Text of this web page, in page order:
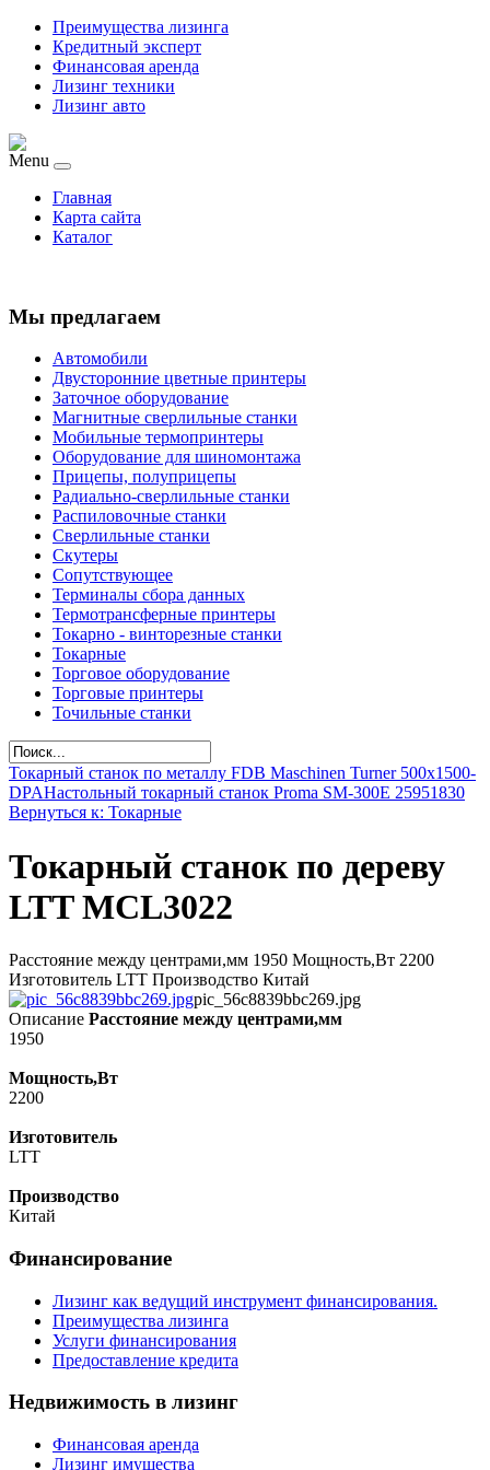
Преимущества лизинга
Кредитный эксперт
Финансовая аренда
Лизинг техники
Лизинг авто
Menu
Главная
Карта сайта
Каталог
Мы предлагаем
Автомобили
Двусторонние цветные принтеры
Заточное оборудование
Магнитные сверлильные станки
Мобильные термопринтеры
Оборудование для шиномонтажа
Прицепы, полуприцепы
Радиально-сверлильные станки
Распиловочные станки
Сверлильные станки
Скутеры
Сопутствующее
Терминалы сбора данных
Термотрансферные принтеры
Токарно - винторезные станки
Токарные
Торговое оборудование
Торговые принтеры
Точильные станки
Токарный станок по металлу FDB Maschinen Turner 500x1500-
DPAНастольный токарный станок Proma SM-300E 25951830
Вернуться к: Токарные
Токарный станок по дереву
LTT MCL3022
Расстояние между центрами,мм 1950 Мощность,Вт 2200
Изготовитель LTT Производство Китай
pic_56c8839bbc269.jpg
Описание Расстояние между центрами,мм
1950
Мощность,Вт
2200
Изготовитель
LTT
Производство
Китай
Финансирование
Лизинг как ведущий инструмент финансирования.
Преимущества лизинга
Услуги финансирования
Предоставление кредита
Недвижимость в лизинг
Финансовая аренда
Лизинг имущества